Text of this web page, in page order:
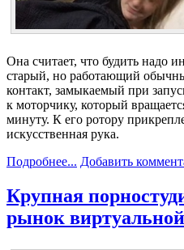
Она считает, что будить надо
старый, но работающий
контакт, замыкаемый при
к моторчику, который
минуту. К его ротору
искусственная рука.
Подробнее... Добавить
Крупная
рынок